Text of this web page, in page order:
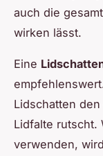
auch die
wirken lässt.
Eine
Lidschatten
Lidfalte rutscht.
verwenden,